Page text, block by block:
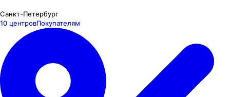
Санкт-Петербург
10 центровПокупателям